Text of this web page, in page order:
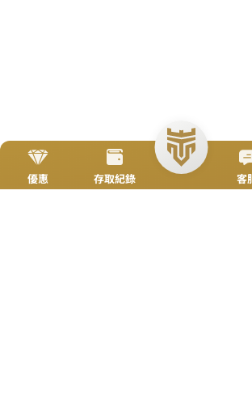
立即來電 加入好友